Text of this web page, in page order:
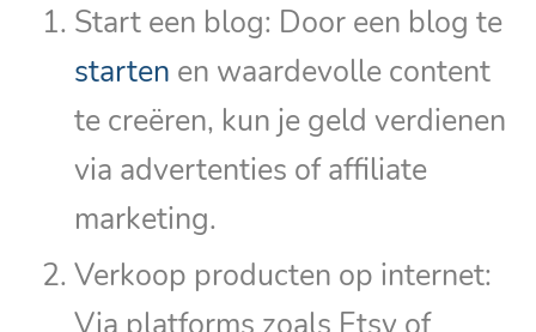
Start een blog: Door een blog te
starten en waardevolle content
te creëren, kun je geld verdienen
via advertenties of affiliate
marketing.
Verkoop producten op internet: